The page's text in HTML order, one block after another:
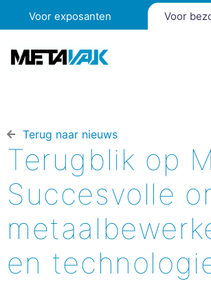
Voor exposanten Voor
Terug naar nieuws​
Terugblik op
Succesvolle
en